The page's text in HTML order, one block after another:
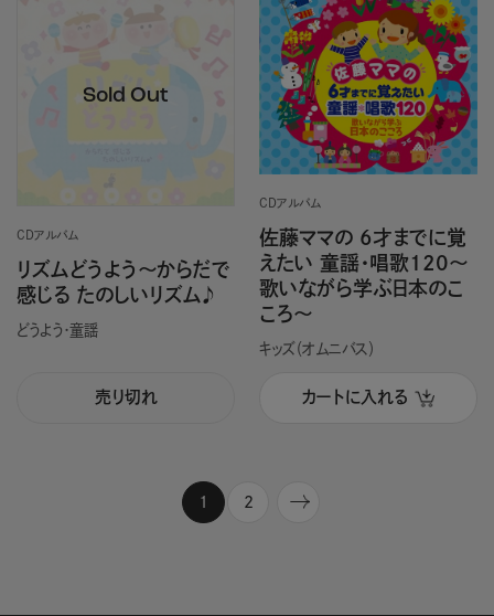
CDアルバム
リズムどうよう～からだで
感じる たのしいリズム♪
どうよう・童謡
売り切れ
CDアルバム
佐藤ママの 6才までに覚
えたい 童謡・唱歌120～
歌いながら学ぶ日本のこ
ころ～
キッズ（オムニバス）
カートに入れる
1 2